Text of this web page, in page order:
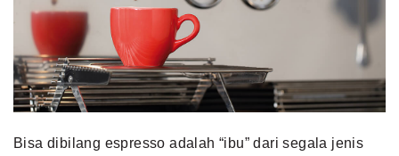
Bisa dibilang espresso adalah “ibu” dari segala jenis